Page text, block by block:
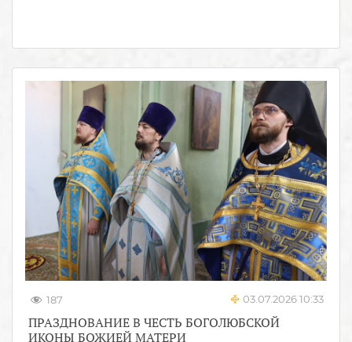
187 03.07.2026 10:33
ПРАЗДНОВАНИЕ В ЧЕСТЬ БОГОЛЮБСКОЙ
ИКОНЫ БОЖИЕЙ МАТЕРИ